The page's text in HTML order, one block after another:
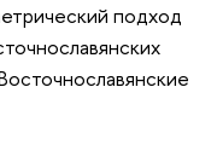
подход